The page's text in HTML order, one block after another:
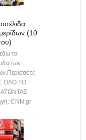
(10
τα
των
ΟΛΟ ΤΟ
CNN.gr